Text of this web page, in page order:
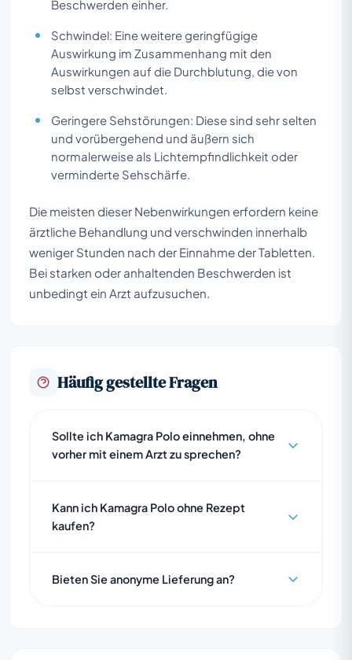
Beschwerden einher.
Schwindel: Eine weitere geringfügige
Auswirkung im Zusammenhang mit den
Auswirkungen auf die Durchblutung, die von
selbst verschwindet.
Geringere Sehstörungen: Diese sind sehr selten
und vorübergehend und äußern sich
normalerweise als Lichtempfindlichkeit oder
verminderte Sehschärfe.
Die meisten dieser Nebenwirkungen erfordern keine
ärztliche Behandlung und verschwinden innerhalb
weniger Stunden nach der Einnahme der Tabletten.
Bei starken oder anhaltenden Beschwerden ist
unbedingt ein Arzt aufzusuchen.
Häufig gestellte Fragen
Sollte ich Kamagra Polo einnehmen, ohne
vorher mit einem Arzt zu sprechen?
Kann ich Kamagra Polo ohne Rezept
kaufen?
Bieten Sie anonyme Lieferung an?